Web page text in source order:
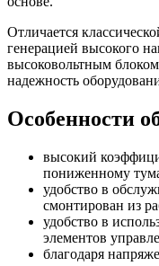
Отличается
генерацией высокого
высоковольтным
надежность
Особенности
высокий
пониженному
удобство в
смонтирован из
удобство в
элементов
благодаря